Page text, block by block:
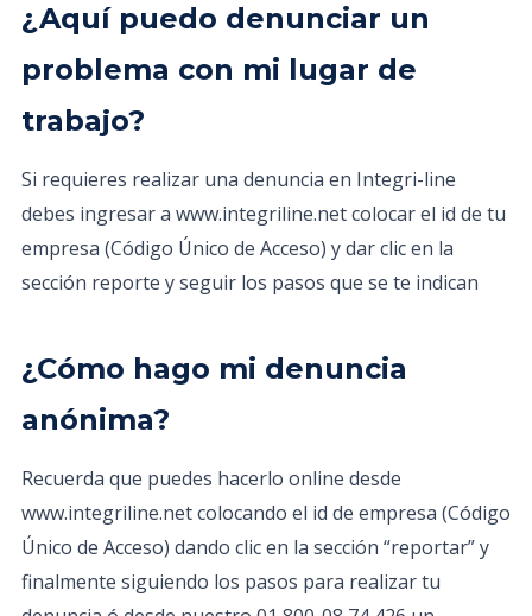
¿Aquí puedo denunciar un
problema con mi lugar de
trabajo?
Si requieres realizar una denuncia en Integri-line
debes ingresar a www.integriline.net colocar el id de tu
empresa (Código Único de Acceso) y dar clic en la
sección reporte y seguir los pasos que se te indican
¿Cómo hago mi denuncia
anónima?
Recuerda que puedes hacerlo online desde
www.integriline.net colocando el id de empresa (Código
Único de Acceso) dando clic en la sección “reportar” y
finalmente siguiendo los pasos para realizar tu